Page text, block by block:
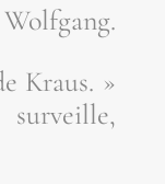
Kraus. »